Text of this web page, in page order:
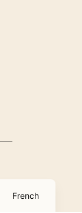
French